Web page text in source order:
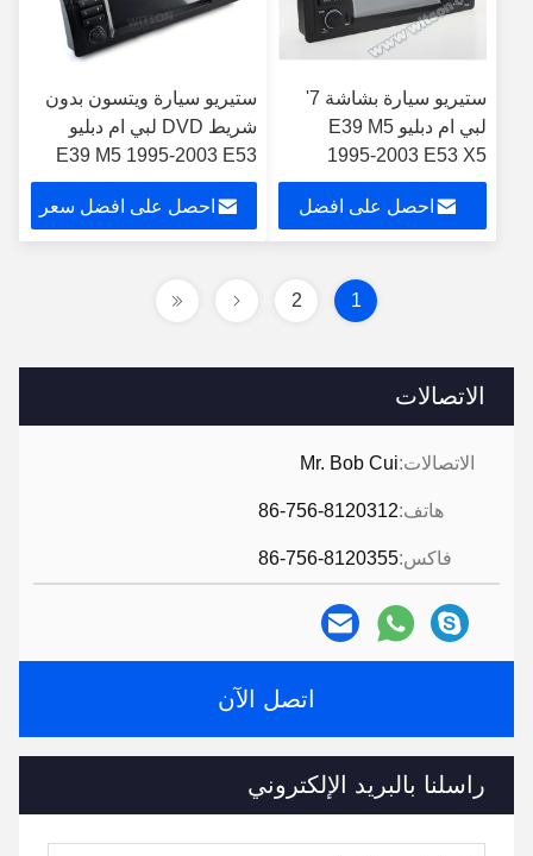
الاتصالات
الاتصالات:Mr. Bob Cui
هاتف:86-756-8120312
فاكس:86-756-8120355
اتصل الآن
راسلنا بالبريد الإلكتروني
ستيريو سيارة بشاشة 7'
لبي ام دبليو E39 M5
1995-2003 E53 X5
2000-2007 أندرويد DVD
GPS Multimedia
احصل على افضل
ستيريو سيارة ويتسون بدون
شريط DVD لبي ام دبليو
E39 M5 1995-2003 E53
X5 2000-2007
احصل على افضل سعر
1
2